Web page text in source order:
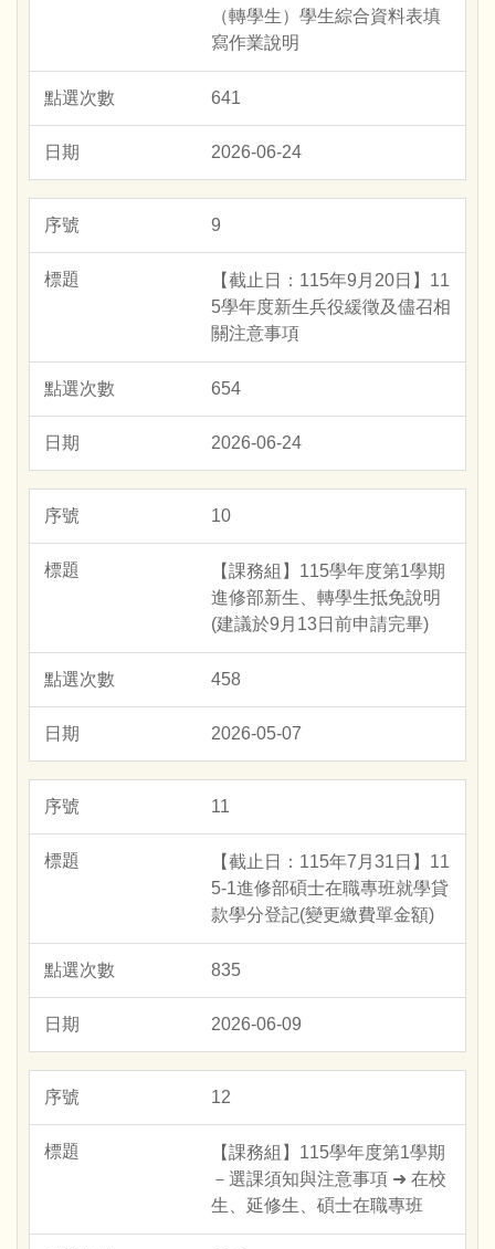
（轉學生）學生綜合資料表填
寫作業說明
641
2026-06-24
9
【截止日：115年9月20日】11
5學年度新生兵役緩徵及儘召相
關注意事項
654
2026-06-24
10
【課務組】115學年度第1學期
進修部新生、轉學生抵免說明
(建議於9月13日前申請完畢)
458
2026-05-07
11
【截止日：115年7月31日】11
5-1進修部碩士在職專班就學貸
款學分登記(變更繳費單金額)
835
2026-06-09
12
【課務組】115學年度第1學期
－選課須知與注意事項 ➜ 在校
生、延修生、碩士在職專班